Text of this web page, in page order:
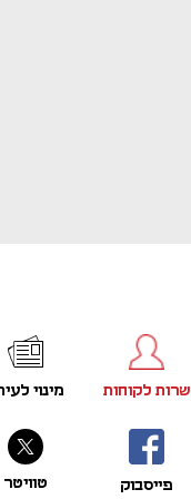
פייסבוק
שרות לקוחות
טוויטר
מינוי